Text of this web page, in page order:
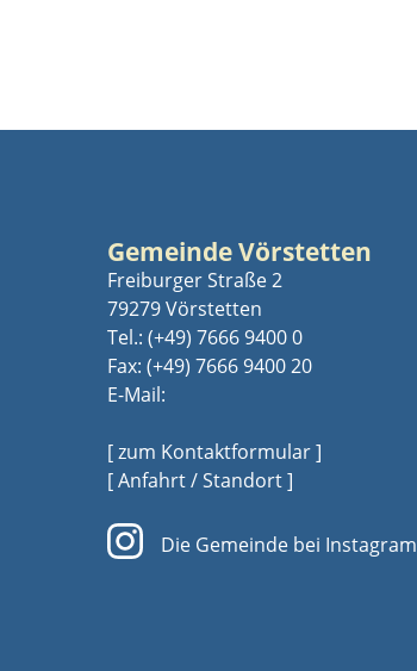
Gemeinde Vörstetten
Freiburger Straße 2
79279 Vörstetten
Tel.: (+49) 7666 9400 0
Fax: (+49) 7666 9400 20
E-Mail:
[ zum Kontaktformular ]
[ Anfahrt / Standort ]
Die Gemeinde bei Instagram